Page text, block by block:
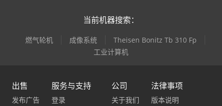
当前机器搜索：
燃气轮机 成像系统
Theisen Bonitz Tb 310 Fp
工业计算机
出售
发布广告
服务与支持
登录
公司
关于我们
法律事项
版本说明